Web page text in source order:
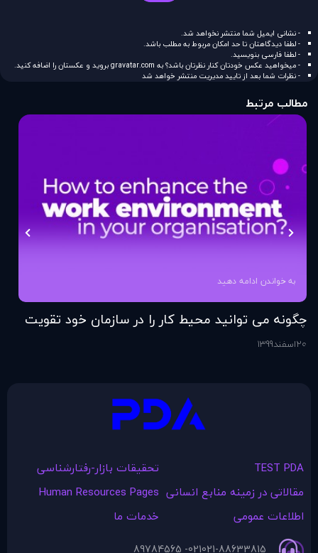
- نشانی ایمیل شما منتشر نخواهد شد.
- لطفا دیدگاهتان تا حد امکان مربوط به مطلب باشد.
- لطفا فارسی بنویسید.
- میخواهید عکس خودتان کنار نظرتان باشد؟ به gravatar.comبروید و عکستان را اضافه کنید.
- نظرات شما بعد از تایید مدیریت منتشر خواهد شد
مطالب مرتبط
به خواندن ادامه دهید
چگونه می توانید محیط کار را در سازمان خود تقویت
کنید؟
20اسفند1399
TEST PDA
تحقیقات بازار-رفتارشناسی
مقالاتی در زمينه منابع انسانی Human Resources Pages
اطلاعات عمومی
خدمات ما
021-88633815
021- 89784565